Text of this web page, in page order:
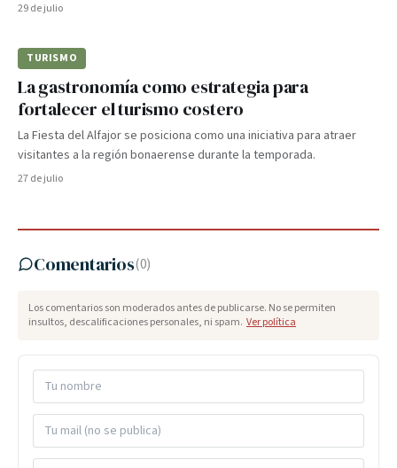
29 de julio
TURISMO
La gastronomía como estrategia para
fortalecer el turismo costero
La Fiesta del Alfajor se posiciona como una iniciativa para atraer
visitantes a la región bonaerense durante la temporada.
27 de julio
Comentarios(0)
Los comentarios son moderados antes de publicarse. No se permiten
insultos, descalificaciones personales, ni spam. Ver política